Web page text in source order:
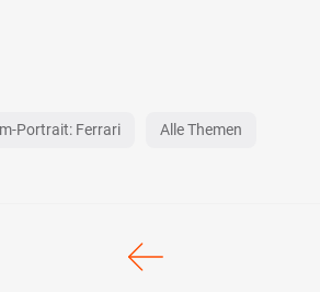
Portrait: Ferrari Alle Themen